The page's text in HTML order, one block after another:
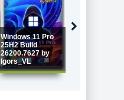
Windows 11 Pro
25H2 Build
26200.7627 by
Igors_VL